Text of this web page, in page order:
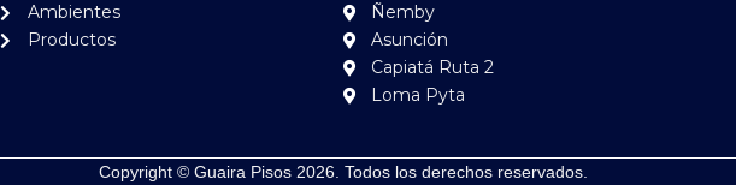
Ambientes
Productos
Ñemby
Asunción
Capiatá Ruta 2
Loma Pyta
Copyright © Guaira Pisos 2026. Todos los derechos reservados.